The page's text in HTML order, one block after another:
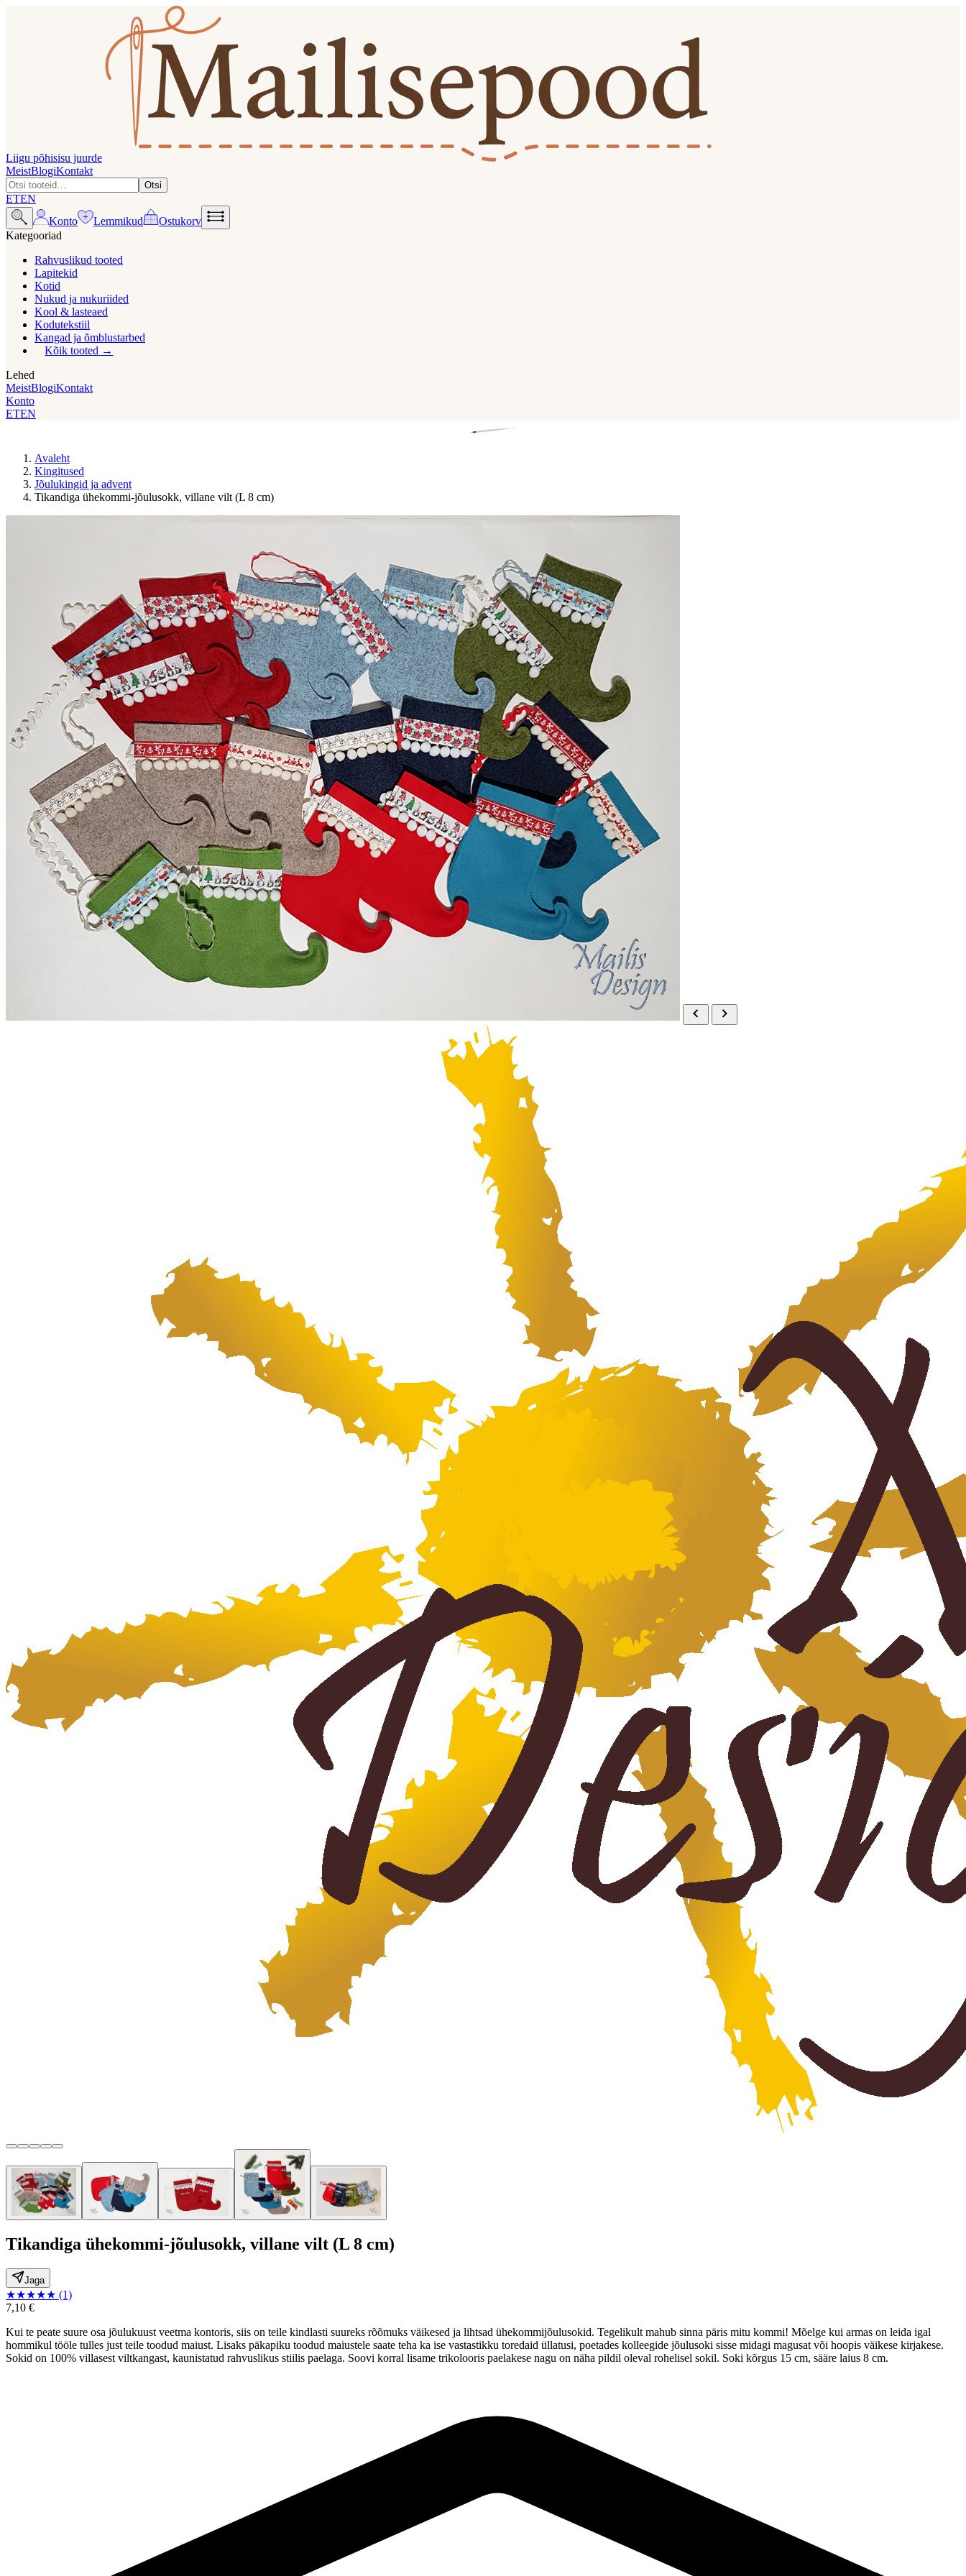
Liigu põhisisu juurde
MeistBlogiKontakt
Otsi
ETEN
Konto
Lemmikud
Ostukorv
Kategooriad
Rahvuslikud tooted
Lapitekid
Kotid
Nukud ja nukuriided
Kool & lasteaed
Kodutekstiil
Kangad ja õmblustarbed
Kõik tooted
Lehed
MeistBlogiKontakt
Konto
ETEN
Avaleht
Kingitused
Jõulukingid ja advent
Tikandiga ühekommi-jõulusokk, villane vilt (L 8 cm)
Tikandiga ühekommi-jõulusokk, villane vilt (L 8 cm)
Jaga
★★★★★ (1)
7,10 €
Kui te peate suure osa jõulukuust veetma kontoris, siis on teile kindlasti suureks rõõmuks väikesed ja lihtsad ühekommijõulusokid. Tegelikult mahub sinna päris mitu kommi! Mõelge kui armas on leida igal
hommikul tööle tulles just teile toodud maiust. Lisaks päkapiku toodud maiustele saate teha ka ise vastastikku toredaid üllatusi, poetades kolleegide jõulusoki sisse midagi magusat või hoopis väikese kirjakese.
Sokid on 100% villasest viltkangast, kaunistatud rahvuslikus stiilis paelaga. Soovi korral lisame trikolooris paelakese nagu on näha pildil oleval rohelisel sokil. Soki kõrgus 15 cm, sääre laius 8 cm.